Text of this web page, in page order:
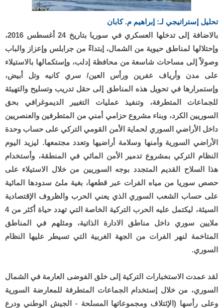
تحليل إستراتيجي لـ: إبراهيم م. كابان
بالاضافة إلى تدخلها العسكري في سوريا بتاريخ 24 أغسطس 2016،
وإحتلالها لمناطق حيوية من الشمال، إبتداءً من جرابلس وإعزاز والباب
وصولاً إلى مساحات شاسعة من محافظة إدلب، وإستكمالها بالاستيلاء
على مدن وأرياف عفرين ورأس العين/ سري كانيه وتل أبيض،
وإستمرارها في تحويل هذه المناطق إلى حقل تدريب وتسليح والتهيئة
للجماعات المتطرفة، وتنفيذ عمليات التغيير الديموغرافي بحق
السوريين الكرد، وبناء مشروع حزامي أمني من المتطرفين والعنصريين
داخل الأراضي السوري لحماية الأمن القومي التركي على حساب وحدة
الأراضي السورية وأمنها وسلامة أراضيها وتعدد مجتمعها. ليزيد اليوم
النظام التركي بمشروع تدمير الأمن المائي في المنطقة، وأستخدام
هذا السلاح القديم المتجدد بوجه السوريين من خلال الاستيلاء على
حصص سوريا من مياه الفرات عبر قطعها، بغية ملئ سدودها المائية
على حساب الشعب السوري الذي يعني الحرب والظروف الإقتصادية
السيئة، ليكتمل عليه الحرب التركية الخاصة التي تهدد حياة أكثر من 4
ملايين سوري داخل مناطق الادارة الذاتية، ومثلهم في المناطق
المتاخمة لنهر الفرات من الجهة الغربية التي تسيطر عليها النظام
السوري.
لقد عمدت الاستخبارات التركية إلى خلق الفوضى العارمة في الشمال
السوري، من خلال إستخدام الجماعات المتطرفة للمعارضة السورية
وعلى رأسها (الإئتلاف ومجموعاتها المسلحة - الجيش الوطني ودرع